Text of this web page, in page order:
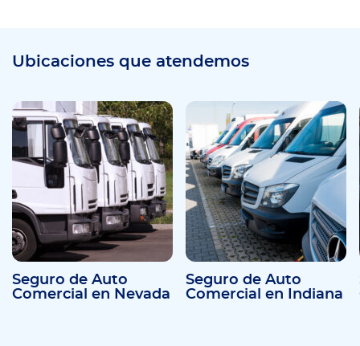
Ubicaciones que atendemos
Seguro de Auto
Comercial en Nevada
Seguro de Auto
Comercial en Indiana